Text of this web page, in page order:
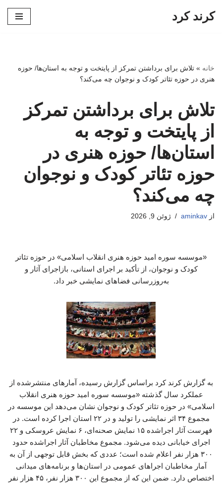
کرند کرد
خانه » تلاش برای برداشتن تمرکز از پایتخت و توجه به استان‌ها/ حوزه
هنری در حوزه تئاتر کودک و نوجوان چه می‌کند؟
تلاش برای برداشتن تمرکز
از پایتخت و توجه به
استان‌ها/ حوزه هنری در
حوزه تئاتر کودک و نوجوان
چه می‌کند؟
از aminkav ژوئن 9, 2026
«موسسه سوره امید حوزه هنری انقلاب اسلامی» در حوزه تئاتر
کودک و نوجوان، از تأکید بر اجرای استانی، بازاجرای آثار و
به‌روزرسانی فضاهای نمایشی خبر داد.
به گزارش کرند کرد براساس گزارش رسیده، آمارهای منتشرشده از
عملکرد سال گذشته «موسسه سوره امید حوزه هنری انقلاب
اسلامی» در حوزه تئاتر کودک و نوجوان نشان می‌دهد این موسسه در
مجموع ۳۴ اثر نمایشی را تولید و در ۲۲ استان اجرا کرده است. در
فهرست آثار اجراشده ۱۵ نمایش صحنه‌ای، ۶ نمایش عروسکی و ۲۲
اجرای خیابانی دیده می‌شود. مجموع مخاطبان آثار اجراشده حدود
۳۰۰ هزار نفر اعلام شده است؛ عددی که بخش قابل توجهی از آن به
آمار مخاطبان اجراهای عمومی در استان‌ها و برنامه‌های میدانی
اختصاص دارد. ضمن این که از مجموع این ۳۰۰ هزار نفر، ۴۵ هزار نفر